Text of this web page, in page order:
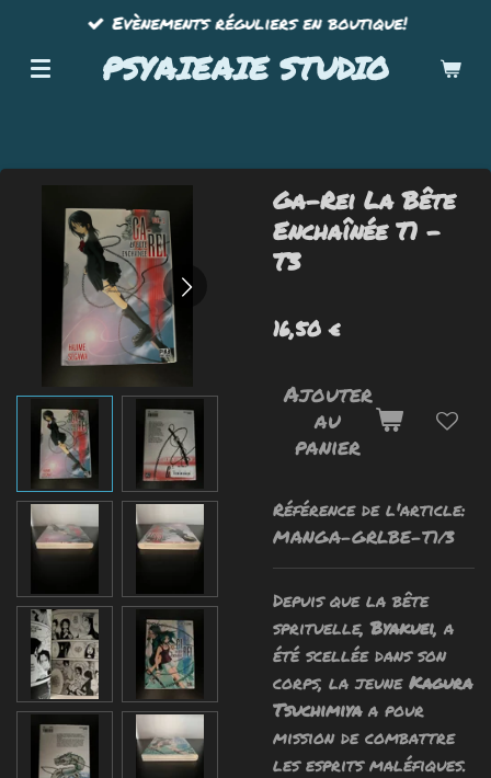
contenu
PSYAIEAIE STUDIO
Evènements réguliers en boutique!
Ga-Rei La Bête
Enchaînée T1 -
T3
16,50 €
Ajouter
au
panier
Référence de l'article:
MANGA-GRLBE-T1/3
Depuis que labête
sprituelle,Byakuei, a
été scelléedans son
corps, la jeune Kagura
Tsuchimiyaa pour
mission de combattre
les esprits maléfiques.